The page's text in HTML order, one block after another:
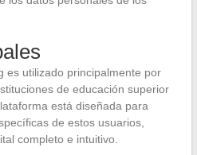
es utilizado principalmente por
de educación superior
está diseñada para
de estos usuarios,
completo e intuitivo.